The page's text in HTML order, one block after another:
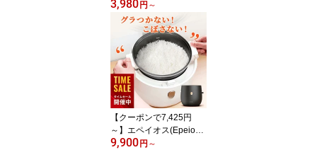
3種ブラシセット 2分タ
イマー 360°洗浄 60日間
長持ち 超高速回転 3モー
ド IPX7丸洗い ホワイト
ニング 歯垢除去 着色除
去 黄ばみ対策 ギフト プ
レゼント
3,980円 ～
【クーポンで7,425円
～】エペイオス(Epeios)
炊飯器 4合炊き マイコン
9,900円 ～